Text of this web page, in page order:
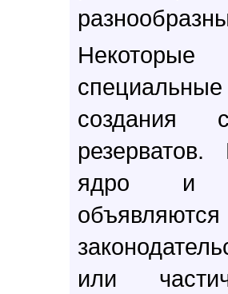
создания
ядро и
или